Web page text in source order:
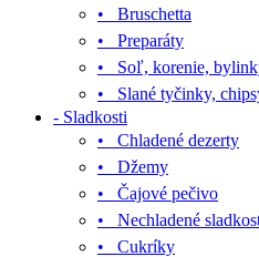
• Bruschetta
• Preparáty
• Soľ, korenie,
• Slané tyčinky,
- Sladkosti
• Chladené dezerty
• Džemy
• Čajové pečivo
• Nechladené
• Cukríky